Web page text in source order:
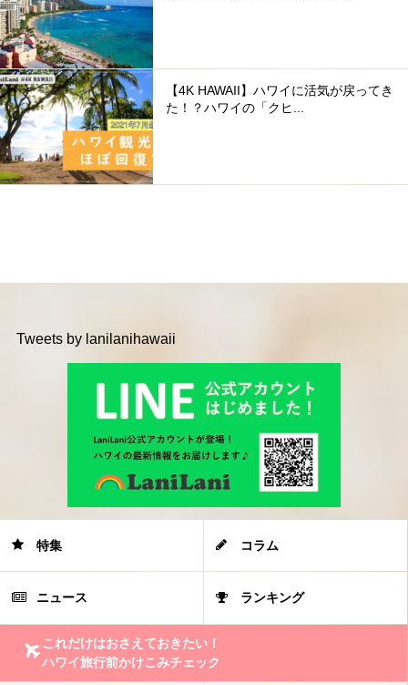
【4K HAWAII】ハワイに活気が戻ってき
た！？ハワイの「クヒ...
Tweets by lanilanihawaii
特集 コラム
ニュース ランキング
これだけはおさえておきたい！
ハワイ旅行前かけこみチェック